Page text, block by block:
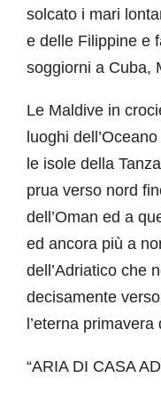
solcato i mari
e delle Filippine e
soggiorni a Cuba,
Le Maldive in
luoghi
le isole della
prua verso nord
dell’Oman ed a
ed ancora più a
dell’Adriatico che
decisamente
l’eterna
“ARIA DI CASA